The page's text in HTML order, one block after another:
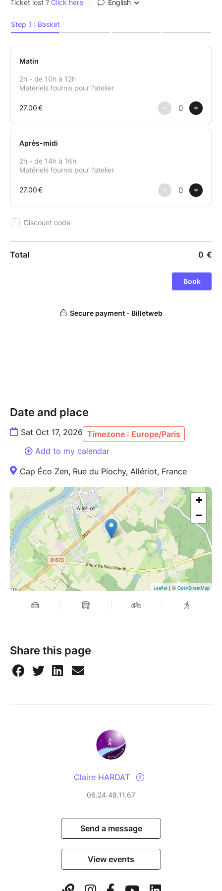
- le calme intérieur et la relaxation,
- la créativité,
Alors, si tu veux vivre une expérience de reconnexion
à ton être dans un lieu propice à la déconnexion,
inscris-toi dès maintenant.
Tu viens comme tu es, et rien à penser car le matériel
est fourni !
de décider...
Date and place
Sat Oct 17, 2026 Timezone : Europe/Paris
Add to my calendar
Cap Éco Zen, Rue du Piochy, Allériot, France
+
−
Leaflet | © OpenStreetMap
Share this page
Claire HARDAT
06.24.48.11.67
Send a message
View events